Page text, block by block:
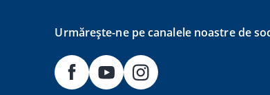
Urmărește-ne pe canalele noastre de